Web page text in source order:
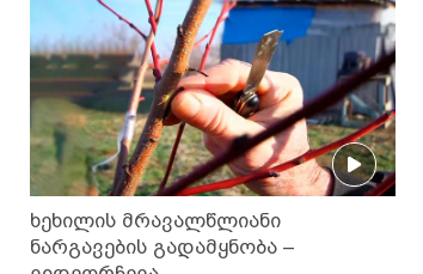
ხეხილის მრავალწლიანი
ნარგავების გადამყნობა –